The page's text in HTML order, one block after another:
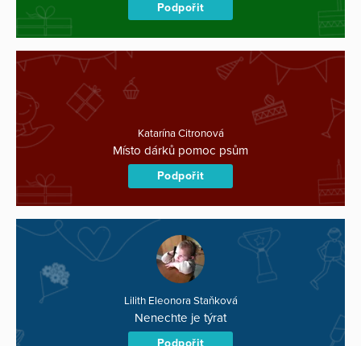
Podpořit
Katarína Citronová
Místo dárků pomoc psům
Podpořit
Lilith Eleonora Staňková
Nenechte je týrat
Podpořit